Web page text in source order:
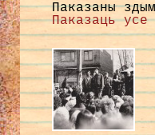
Паказаны
Паказаць усе